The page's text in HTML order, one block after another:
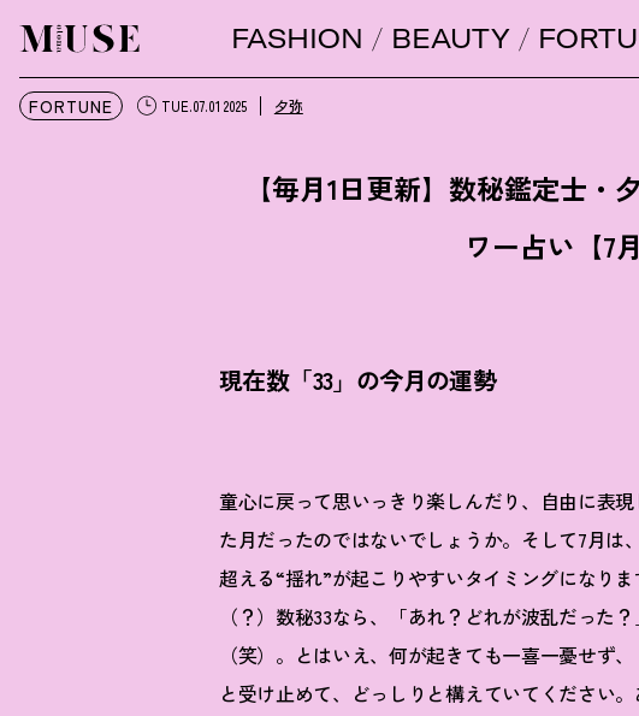
オトナミューズ ウェブFASHION BEAUTY
FORTUNE TUE.07.01 2025 夕弥
【毎月1日更新】数秘鑑定士
ワー占い【7
現在数「33」の今月の運勢
童心に戻って思いっきり楽しんだり、自由に表
た月だったのではないでしょうか。そして7月は
超える“揺れ”が起こりやすいタイミングになり
（ ？）数秘33なら、「あれ？ どれが波乱だった ？
（笑）。とはいえ、何が起きても一喜一憂せず
と受け止めて、どっしりと構えていてください